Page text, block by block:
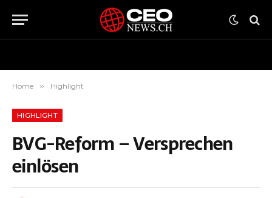
Home » Highlight
HIGHLIGHT
BVG-Reform – Versprechen
einlösen